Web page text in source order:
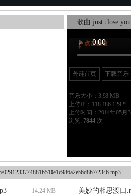
歌曲:just close
外链首页 下载音乐
音乐大小：3.98 MB
上传IP：118.186.129.*
上传时间：2014年05月
浏览: 7844次
2346.mp3
14.24 MB
美妙的相思渡口